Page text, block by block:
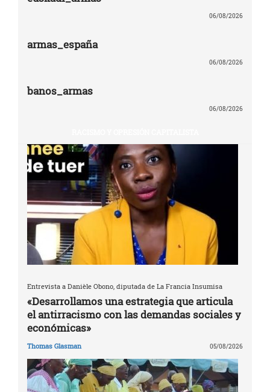
06/08/2026
armas_españa
06/08/2026
banos_armas
06/08/2026
Entrevista a Danièle Obono, diputada de La Francia Insumisa
«Desarrollamos una estrategia que articula
el antirracismo con las demandas sociales y
económicas»
Thomas Glasman 05/08/2026